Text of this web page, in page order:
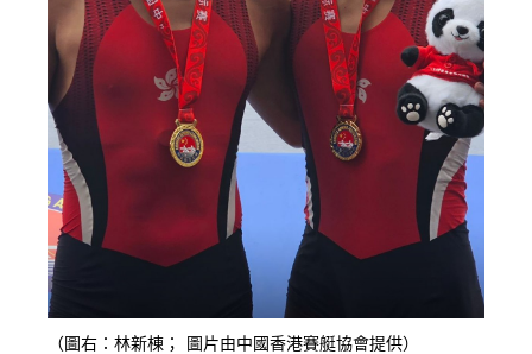
（圖右：林新棟； 圖片由中國香港賽艇協會提供）